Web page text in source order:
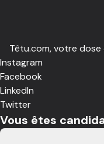
Têtu.com, votre dose
Instagram
Facebook
LinkedIn
Twitter
Vous êtes